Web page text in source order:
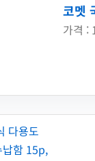
코멧
가격 :